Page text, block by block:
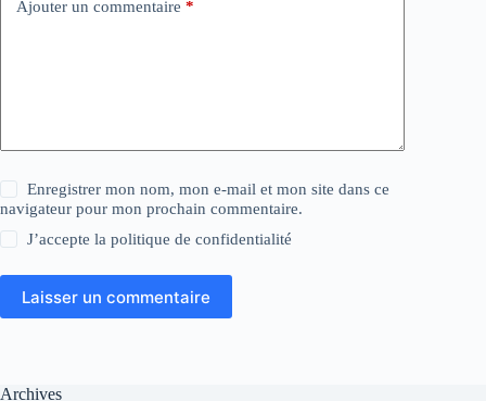
Ajouter un commentaire *
Enregistrer mon nom, mon e-mail et mon site dans ce
navigateur pour mon prochain commentaire.
J’accepte lapolitique de confidentialité
Laisser un commentaire
Archives